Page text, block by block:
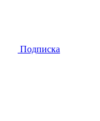
Подписка